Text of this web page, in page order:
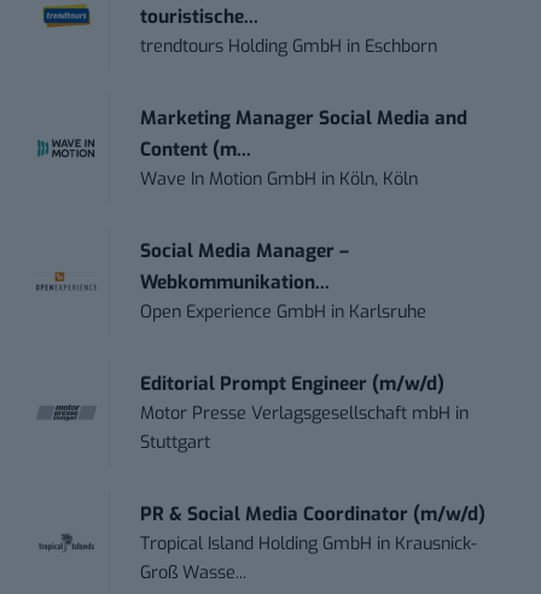
touristische...
trendtours Holding GmbH in Eschborn
Marketing Manager Social Media and
Content (m...
Wave In Motion GmbH in Köln, Köln
Social Media Manager –
Webkommunikation...
Open Experience GmbH in Karlsruhe
Editorial Prompt Engineer (m/w/d)
Motor Presse Verlagsgesellschaft mbH in
Stuttgart
PR & Social Media Coordinator (m/w/d)
Tropical Island Holding GmbH in Krausnick-
Groß Wasse...